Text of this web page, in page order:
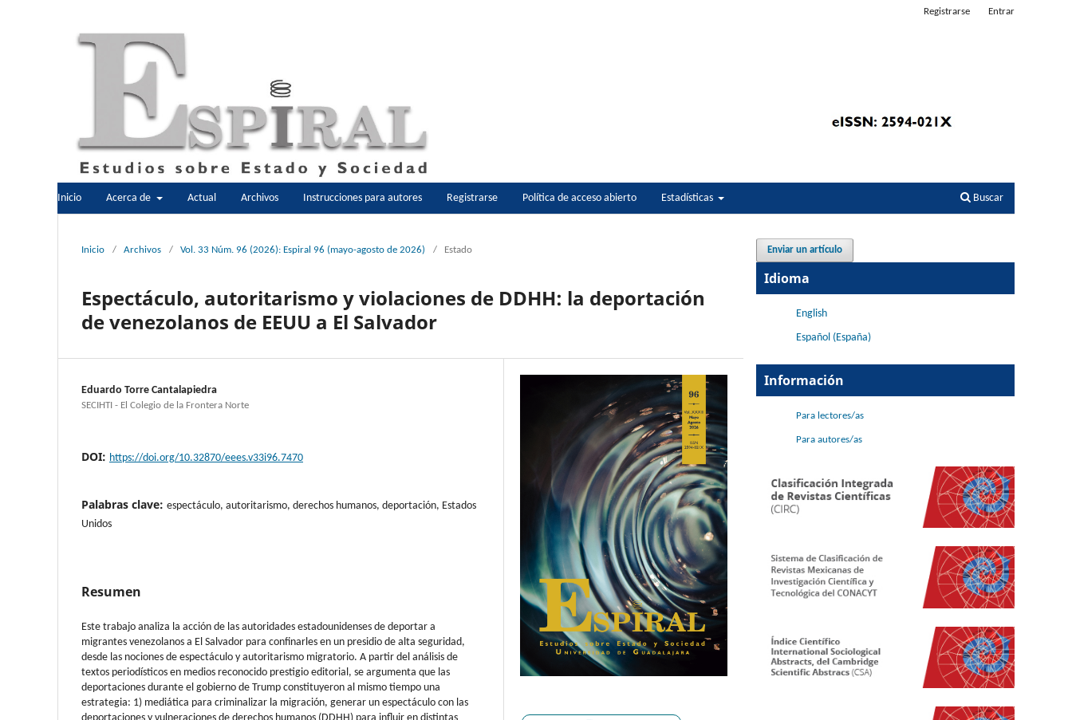
Inicio Acerca de Actual Archivos Instrucciones para autores Registrarse Política de acceso abierto Estadísticas Buscar
Registrarse Entrar
Inicio / Archivos / Vol. 33 Núm. 96 (2026): Espiral 96 (mayo-agosto de 2026) / Estado
Espectáculo, autoritarismo y violaciones de DDHH: la deportación
de venezolanos de EEUU a El Salvador
Eduardo Torre Cantalapiedra
SECIHTI - El Colegio de la Frontera Norte
DOI: https://doi.org/10.32870/eees.v33i96.7470
Palabras clave: espectáculo, autoritarismo, derechos humanos, deportación, Estados
Unidos
Resumen
Este trabajo analiza la acción de las autoridades estadounidenses de deportar a
migrantes venezolanos a El Salvador para confinarles en un presidio de alta seguridad,
desde las nociones de espectáculo y autoritarismo migratorio. A partir del análisis de
textos periodísticos en medios reconocido prestigio editorial, se argumenta que las
deportaciones durante el gobierno de Trump constituyeron al mismo tiempo una
estrategia: 1) mediática para criminalizar la migración, generar un espectáculo con las
Enviar un artículo
Idioma
English
Español (España)
Información
Para lectores/as
Para autores/as